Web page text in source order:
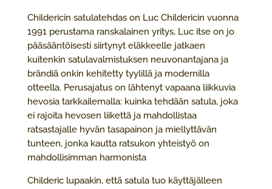
Childericin satulatehdas on Luc Childericin vuonna
1991 perustama ranskalainen yritys, Luc itse on jo
pääsääntöisesti siirtynyt eläkkeelle jatkaen
kuitenkin satulavalmistuksen neuvonantajana ja
brändiä onkin kehitetty tyylillä ja modernilla
otteella. Perusajatus on lähtenyt vapaana liikkuvia
hevosia tarkkailemalla: kuinka tehdään satula, joka
ei rajoita hevosen liikettä ja mahdollistaa
ratsastajalle hyvän tasapainon ja miellyttävän
tunteen, jonka kautta ratsukon yhteistyö on
mahdollisimman harmonista
Childeric lupaakin, että satula tuo käyttäjälleen